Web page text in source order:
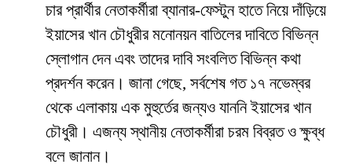
চার প্রার্থীর নেতাকর্মীরা ব্যানার-ফেস্টুন হাতে নিয়ে দাঁড়িয়ে
ইয়াসের খান চৌধুরীর মনোনয়ন বাতিলের দাবিতে বিভিন্ন
স্লোগান দেন এবং তাদের দাবি সংবলিত বিভিন্ন কথা
প্রদর্শন করেন। জানা গেছে, সর্বশেষ গত ১৭ নভেম্বর
থেকে এলাকায় এক মুহুর্তের জন্যও যাননি ইয়াসের খান
চৌধুরী। এজন্য স্থানীয় নেতাকর্মীরা চরম বিব্রত ও ক্ষুব্ধ
বলে জানান।